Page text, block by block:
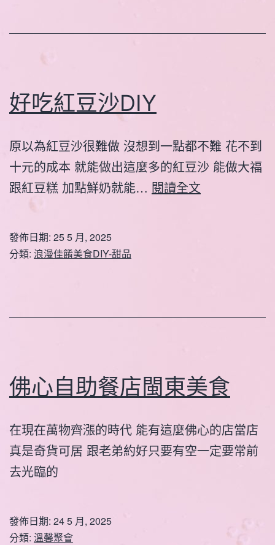
好吃紅豆沙DIY
原以為紅豆沙很難做 沒想到一點都不難 花不到
十元的成本 就能做出這麼多的紅豆沙 能做大福
跟紅豆糕 加點鮮奶就能… 閱讀全文
發佈日期: 25 5 月, 2025
分類: 浪漫佳餚美食DIY-甜品
佛心自助餐店閩東美食
在現在萬物齊漲的時代 能有這麼佛心的店當店
真是奇貨可居 跟老弟約好只要有空一定要常前
去光臨的
發佈日期: 24 5 月, 2025
分類: 溫馨聚會